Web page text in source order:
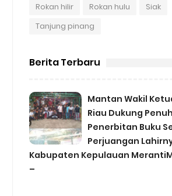
Rokan hilir
Rokan hulu
Siak
Tanjung pinang
Berita Terbaru
Mantan Wakil
Riau Dukung Penuh
Penerbitan Buku
Perjuangan
Kabupaten Kepulauan
–